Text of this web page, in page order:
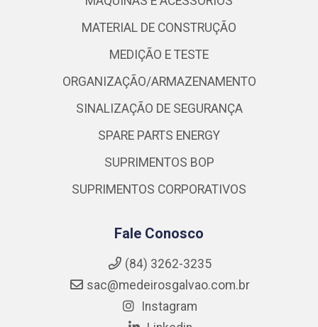
MATERIAL DE CONSTRUÇÃO
MEDIÇÃO E TESTE
ORGANIZAÇÃO/ARMAZENAMENTO
SINALIZAÇÃO DE SEGURANÇA
SPARE PARTS ENERGY
SUPRIMENTOS BOP
SUPRIMENTOS CORPORATIVOS
Fale Conosco
(84) 3262-3235
sac@medeirosgalvao.com.br
Instagram